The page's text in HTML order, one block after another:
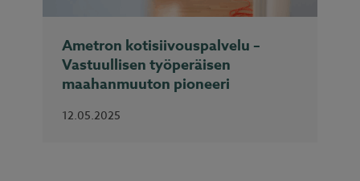
Ametron kotisiivouspalvelu –
Vastuullisen työperäisen
maahanmuuton pioneeri
12.05.2025